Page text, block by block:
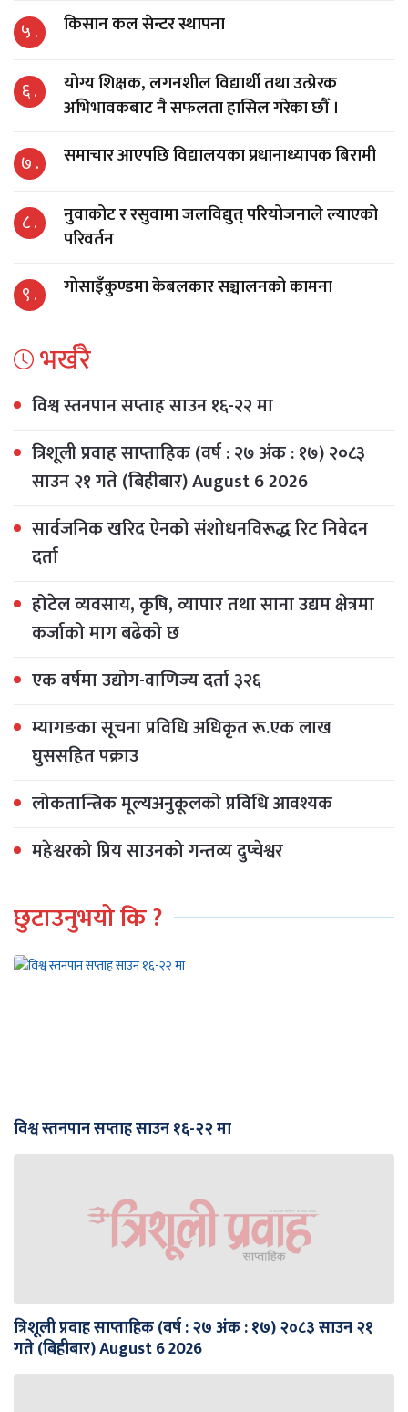
५ . किसान कल सेन्टर स्थापना
६ .
योग्य शिक्षक, लगनशील विद्यार्थी तथा उत्प्रेरक
अभिभावकबाट नै सफलता हासिल गरेका छौँ ।
७ . समाचार आएपछि विद्यालयका प्रधानाध्यापक बिरामी
८ .
नुवाकोट र रसुवामा जलविद्युत् परियोजनाले ल्याएको
परिवर्तन
९ . गोसाइँकुण्डमा केबलकार सञ्चालनको कामना
भर्खरै
विश्व स्तनपान सप्ताह साउन १६-२२ मा
त्रिशूली प्रवाह साप्ताहिक (वर्ष : २७ अंक : १७) २०८३
साउन २१ गते (बिहीबार) August 6 2026
सार्वजनिक खरिद ऐनको संशोधनविरूद्ध रिट निवेदन
दर्ता
होटेल व्यवसाय, कृषि, व्यापार तथा साना उद्यम क्षेत्रमा
कर्जाको माग बढेको छ
एक वर्षमा उद्योग-वाणिज्य दर्ता ३२६
म्यागङका सूचना प्रविधि अधिकृत रू.एक लाख
घुससहित पक्राउ
लोकतान्त्रिक मूल्यअनुकूलको प्रविधि आवश्यक
महेश्वरको प्रिय साउनको गन्तव्य दुप्चेश्वर
छुटाउनुभयो कि ?
विश्व स्तनपान सप्ताह साउन १६-२२ मा
त्रिशूली प्रवाह साप्ताहिक (वर्ष : २७ अंक : १७) २०८३ साउन २१
गते (बिहीबार) August 6 2026